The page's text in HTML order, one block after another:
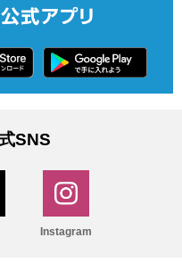
SNS
Instagram